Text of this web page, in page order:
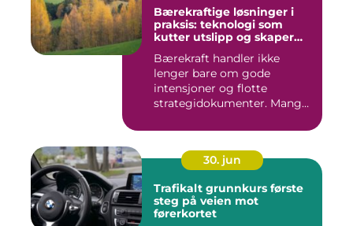
Bærekraftige løsninger i
praksis: teknologi som
kutter utslipp og skaper
Bærekraft handler ikke
lenger bare om gode
intensjoner og flotte
strategidokumenter. Mange
30. jun
Trafikalt grunnkurs første
steg på veien mot
førerkortet